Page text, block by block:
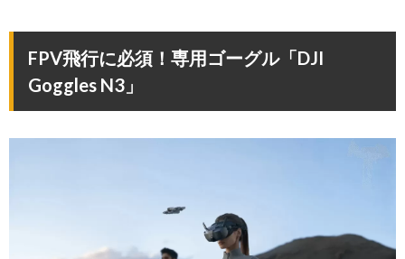
FPV飛行に必須！専用ゴーグル「DJI
Goggles N3」